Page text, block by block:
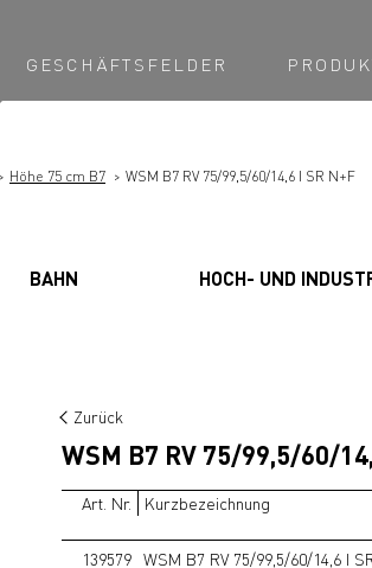
GESCHÄFTSFELDER
Höhe 75 cm B7 WSM B7 RV 75/99,5/60/14,6 I SR N+F
BAHN HOCH- UND
Zurück
WSM B7 RV 75/99,5/60/
Art. Nr. Kurzbezeichnung
139579 WSM B7 RV 75/99,5/60/14,6 I